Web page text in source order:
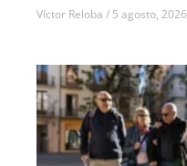
Víctor Reloba 5 agosto, 2026